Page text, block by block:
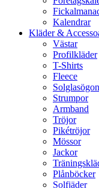
Kalendrar
Kläder &
Västar
Profilkläder
T-Shirts
Fleece
Solglasögon
Strumpor
Armband
Tröjor
Pikétröjor
Mössor
Jackor
Plånböcker
Solfjäder